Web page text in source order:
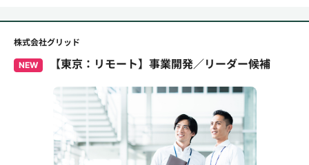
株式会社グリッド
NEW 【東京：リモート】事業開発／リーダー候補